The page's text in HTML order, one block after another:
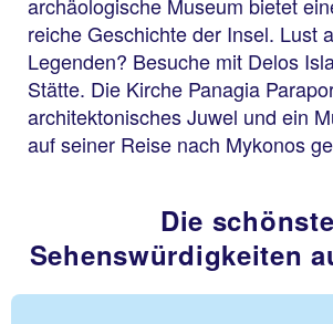
reiche Geschichte der Insel. Lust
Legenden? Besuche mit Delos
Stätte. Die Kirche Panagia
architektonisches Juwel und ein
auf seiner Reise nach Mykonos
Die
Sehenswürdigkeiten